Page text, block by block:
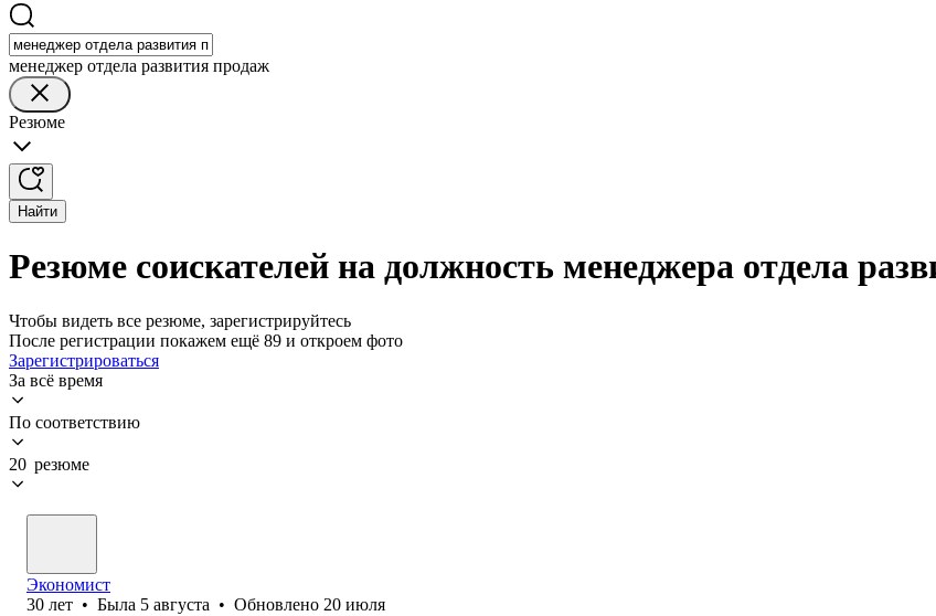
менеджер отдела развития продаж
Резюме
Найти
Резюме соискателей на должность менеджера отдела
Чтобы видеть все резюме, зарегистрируйтесь
После регистрации покажем ещё 89 и откроем фото
Зарегистрироваться
За всё время
По соответствию
20 резюме
Экономист
30 лет • Была 5 августа • Обновлено 20 июля